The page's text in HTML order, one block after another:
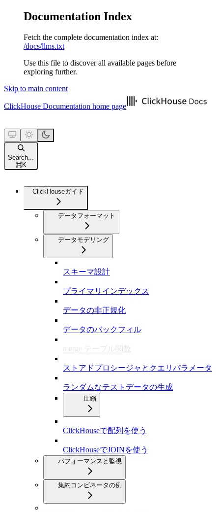
Documentation Index
Fetch the complete documentation index at:
/docs/llms.txt
Use this file to discover all available pages before
exploring further.
Skip to main content
ClickHouse Documentation home page
Search...
⌘K
ClickHouseガイド
データフォーマット
データモデリング
スキーマ設計
プライマリインデックス
データの非正規化
データのバックフィル
merge テーブル関数
ストアドプロシージャとクエリパラメータ
ランダムなテストデータの生成
圧縮
ClickHouseで配列を使う
ClickHouseでJOINを使う
パフォーマンスと監視
集約コンビネータの例